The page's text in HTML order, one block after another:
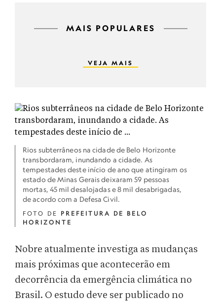
MAIS POPULARES
VEJA MAIS
Rios subterrâneos na cidade de Belo Horizonte
transbordaram, inundando a cidade. As
tempestades deste início de ano que atingiram os
estado de Minas Gerais deixaram 59 pessoas
mortas, 45 mil desalojadas e 8 mil desabrigadas,
de acordo com a Defesa Civil.
FOTO DE PREFEITURA DE BELO
HORIZONTE
Nobre atualmente investiga as mudanças
mais próximas que acontecerão em
decorrência da emergência climática no
Brasil. O estudo deve ser publicado no